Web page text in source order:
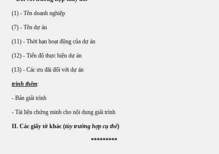
(1) - Tên doanh nghiệp
(7) - Tên dự án
(11) - Thời hạn hoạt động của dự án
(12) - Tiến độ thực hiện dự án
(13) - Các ưu đãi đối với dự án
trình thêm:
- Bản giải trình
- Tài liệu chứng minh cho nội dung giải trình
II. Các giấy tờ khác (tùy trường hợp cụ thể)
*********